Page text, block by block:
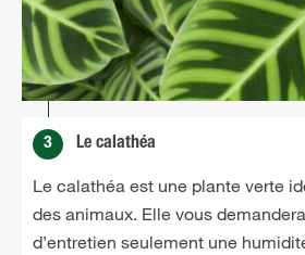
3 Le calathéa
Le calathéa est une plante verte
des animaux. Elle vous
d’entretien seulement une